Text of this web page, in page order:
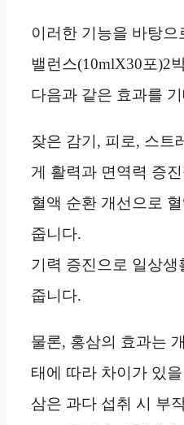
이러한 기능을 바탕으
밸런스(10mlX30포)2
다음과 같은 효과를
잦은 감기, 피로, 스트
게 활력과 면역력 증
혈액 순환 개선으로
줍니다.
기력 증진으로 일상
줍니다.
물론, 홍삼의 효과는
태에 따라 차이가 있
삼은 과다 섭취 시 부